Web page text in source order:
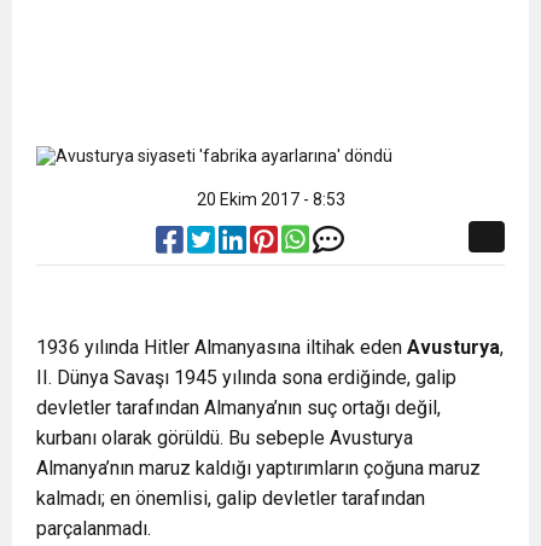
20 Ekim 2017 - 8:53
1936 yılında Hitler Almanyasına iltihak eden Avusturya,
II. Dünya Savaşı 1945 yılında sona erdiğinde, galip
devletler tarafından Almanya’nın suç ortağı değil,
kurbanı olarak görüldü. Bu sebeple Avusturya
Almanya’nın maruz kaldığı yaptırımların çoğuna maruz
kalmadı; en önemlisi, galip devletler tarafından
parçalanmadı.